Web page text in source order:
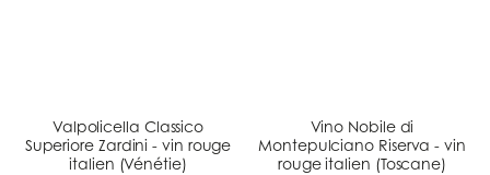
Valpolicella Classico
Superiore Zardini - vin rouge
italien (Vénétie)
Vino Nobile di
Montepulciano Riserva - vin
rouge italien (Toscane)